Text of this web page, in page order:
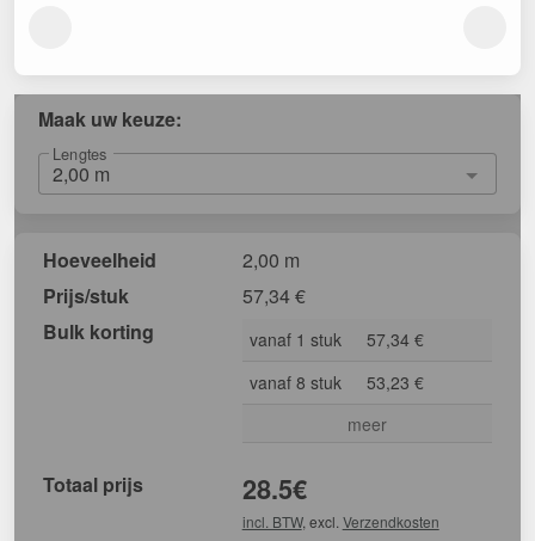
Maak uw keuze:
Lengtes
Hoeveelheid
2,00 m
Prijs/stuk
57,34€
Bulk korting
vanaf 1 stuk
57,34 €
vanaf 8 stuk
53,23 €
meer
Totaal prijs 28.5€
incl. BTW, excl. Verzendkosten